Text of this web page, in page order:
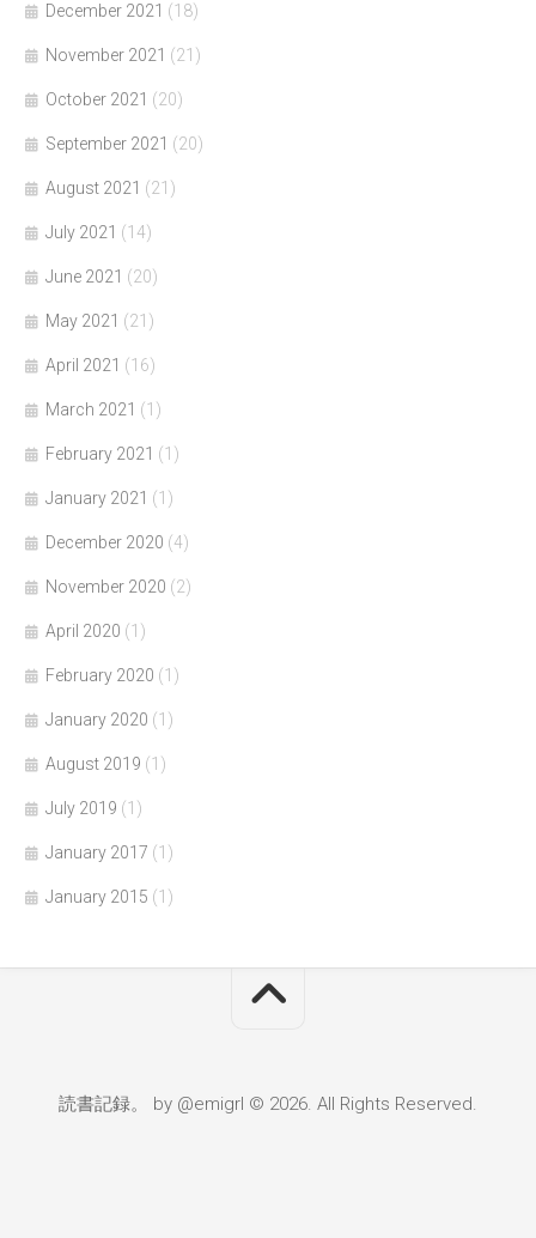
December 2021 (18)
November 2021 (21)
October 2021 (20)
September 2021 (20)
August 2021 (21)
July 2021 (14)
June 2021 (20)
May 2021 (21)
April 2021 (16)
March 2021 (1)
February 2021 (1)
January 2021 (1)
December 2020 (4)
November 2020 (2)
April 2020 (1)
February 2020 (1)
January 2020 (1)
August 2019 (1)
July 2019 (1)
January 2017 (1)
January 2015 (1)
読書記録。 by @emigrl © 2026. All Rights Reserved.